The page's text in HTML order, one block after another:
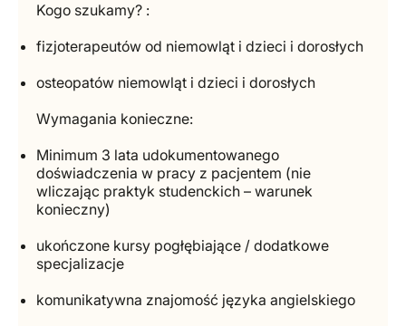
Kogo szukamy? :
fizjoterapeutów od niemowląt i dzieci i dorosłych
osteopatów niemowląt i dzieci i dorosłych
Wymagania konieczne:
Minimum 3 lata udokumentowanego
doświadczenia w pracy z pacjentem (nie
wliczając praktyk studenckich – warunek
konieczny)
ukończone kursy pogłębiające / dodatkowe
specjalizacje
komunikatywna znajomość języka angielskiego